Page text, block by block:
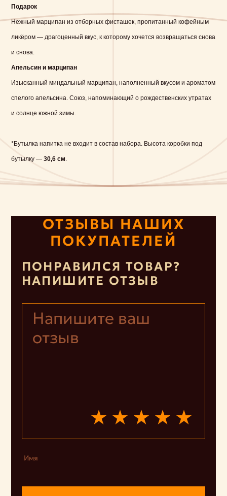
Подарок
Нежный марципан из отборных фисташек, пропитанный кофейным
ликёром — драгоценный вкус, к которому хочется возвращаться снова
и снова.
Апельсин и марципан
Изысканный миндальный марципан, наполненный вкусом и ароматом
спелого апельсина. Союз, напоминающий о рождественских утратах
и солнце южной зимы.
*Бутылка напитка не входит в состав набора. Высота коробки под
бутылку — 30,6 см
ОТЗЫВЫ НАШИХ
ПОКУПАТЕЛЕЙ
ПОНРАВИЛСЯ ТОВАР?
НАПИШИТЕ ОТЗЫВ
Имя